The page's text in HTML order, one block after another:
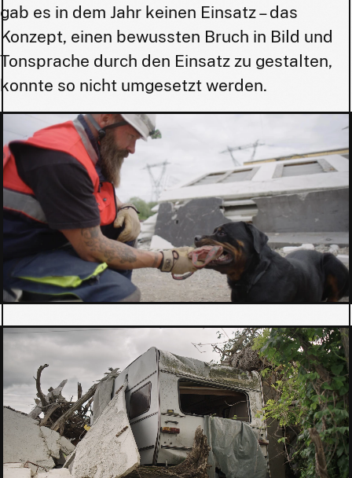
gab es in dem Jahr keinen Einsatz – das
Konzept, einen bewussten Bruch in Bild und
Tonsprache durch den Einsatz zu gestalten,
konnte so nicht umgesetzt werden.